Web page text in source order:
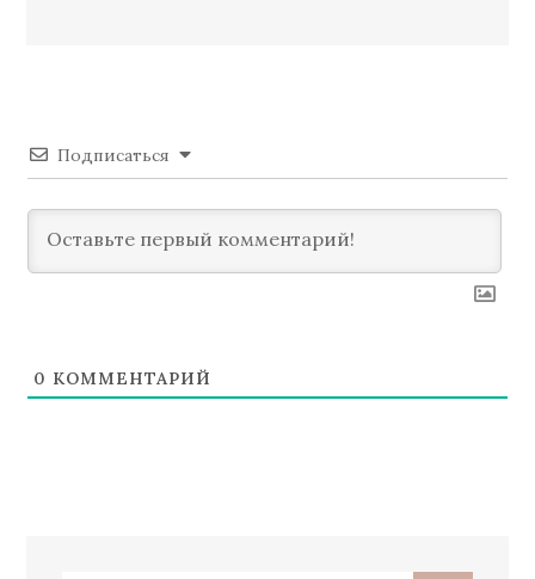
Подписаться
0 КОММЕНТАРИЙ